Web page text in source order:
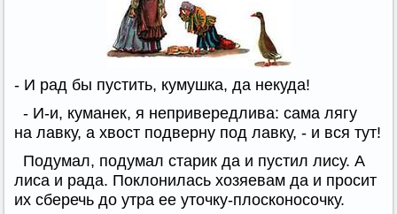
- И рад бы пустить, кумушка, да некуда!
- И-и, куманек, я непривередлива: сама лягу
на лавку, а хвост подверну под лавку, - и вся тут!
Подумал, подумал старик да и пустил лису. А
лиса и рада. Поклонилась хозяевам да и просит
их сберечь до утра ее уточку-плосконосочку.